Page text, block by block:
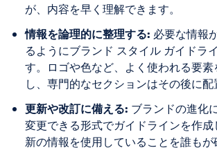
が、内容を早く理解できます。
情報を論理的に整理する: 必要な情報
るようにブランド スタイル ガイドラ
す。ロゴや色など、よく使われる要素
し、専門的なセクションはその後に配
更新や改訂に備える: ブランドの進化
変更できる形式でガイドラインを作
新の情報を使用していることを誰もが